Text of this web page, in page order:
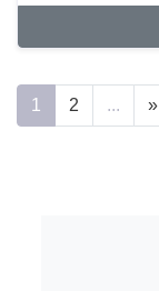
1 2 ... »